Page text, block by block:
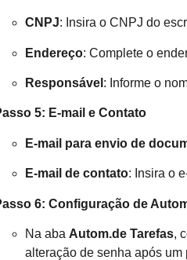
CNPJ: Insira o CNPJ do
Endereço: Complete o
Responsável : Informe o
5: E-mail e Contato
E-mail para envio de
E-mail de contato: Insira o
6: Configuração de
Na aba Autom.de Tarefas,
alteração de senha após um